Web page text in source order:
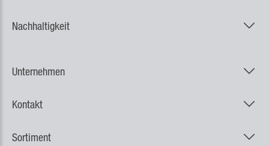
Nachhaltigkeit
Unternehmen
Kontakt
Sortiment